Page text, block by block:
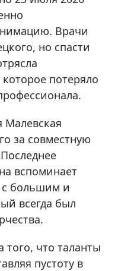
Врачи
но спасти
потеряло
Малевская
за совместную
вспоминает
с большим и
всегда был
что таланты
пустоту в